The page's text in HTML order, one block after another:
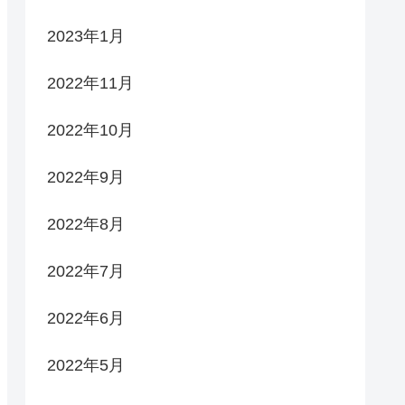
2023年1月
2022年11月
2022年10月
2022年9月
2022年8月
2022年7月
2022年6月
2022年5月